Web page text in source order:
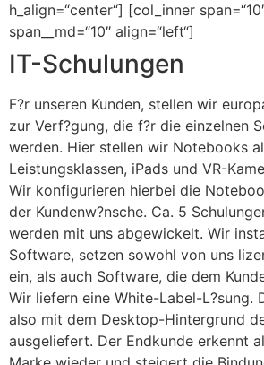
h_align=“center“] [col_inner
span__md=“10″ align=“left“]
IT-Schulungen
F?r unseren Kunden, stellen wir
zur Verf?gung, die f?r die einzelnen
werden. Hier stellen wir Notebooks
Leistungsklassen, iPads und VR-
Wir konfigurieren hierbei die
der Kundenw?nsche. Ca. 5
werden mit uns abgewickelt. Wir
Software, setzen sowohl von uns
ein, als auch Software, die dem
Wir liefern eine White-Label-L?sung.
also mit dem Desktop-Hintergrund
ausgeliefert. Der Endkunde erkennt